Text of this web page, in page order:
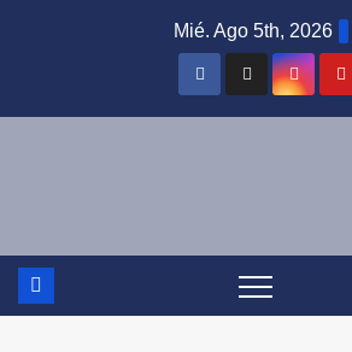
Mié. Ago 5th, 2026